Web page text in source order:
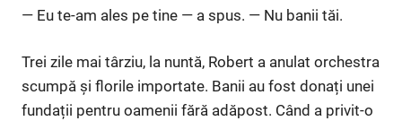
— Eu te-am ales pe tine — a spus. — Nu banii tăi.
Trei zile mai târziu, la nuntă, Robert a anulat orchestra
scumpă și florile importate. Banii au fost donați unei
fundații pentru oamenii fără adăpost. Când a privit-o